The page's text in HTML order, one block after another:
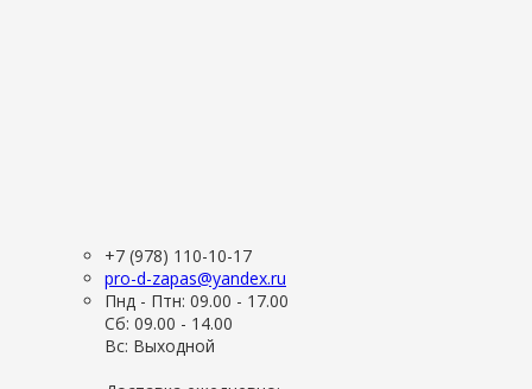
+7 (978) 110-10-17
pro-d-zapas@yandex.ru
Пнд - Птн: 09.00 - 17.00
Сб: 09.00 - 14.00
Вс: Выходной